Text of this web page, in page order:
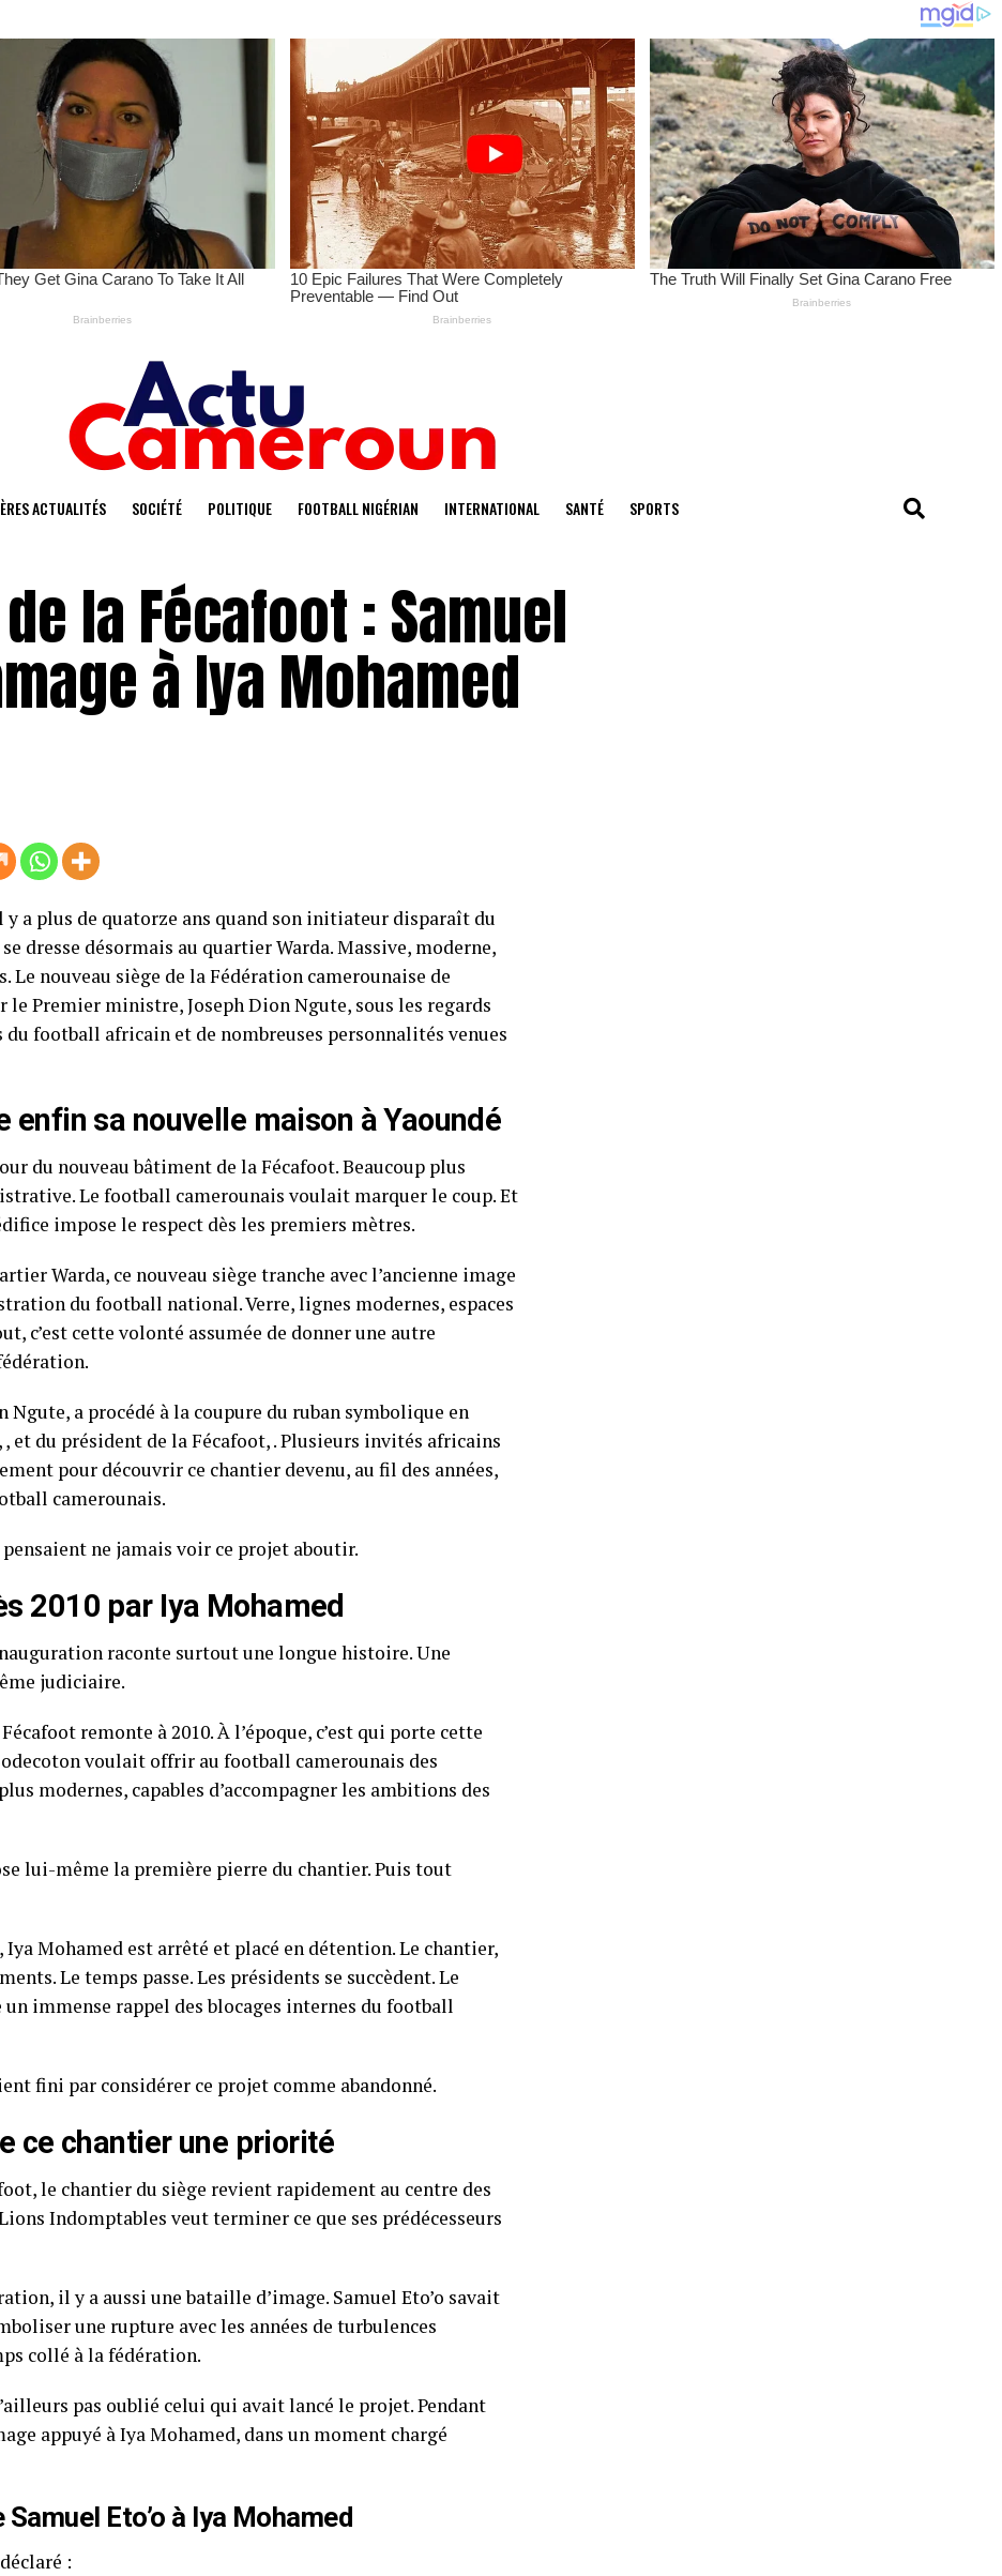
ACTUALITÉS SOCIÉTÉ POLITIQUE FOOTBALL NIGÉRIAN INTERNATIONAL SANTÉ SPORTS
la Fécafoot : Samuel
à Iya Mohamed
a plus de quatorze ans quand son initiateur disparaît du
dresse désormais au quartier Warda. Massive, moderne,
Le nouveau siège de la Fédération camerounaise de
Premier ministre, Joseph Dion Ngute, sous les regards
du football africain et de nombreuses personnalités venues
enfin sa nouvelle maison à Yaoundé
du nouveau bâtiment de la Fécafoot. Beaucoup plus
Le football camerounais voulait marquer le coup. Et
impose le respect dès les premiers mètres.
Warda, ce nouveau siège tranche avec l’ancienne image
du football national. Verre, lignes modernes, espaces
c’est cette volonté assumée de donner une autre
a procédé à la coupure du ruban symbolique en
, et du président de la Fécafoot, . Plusieurs invités africains
pour découvrir ce chantier devenu, au fil des années,
camerounais.
ne jamais voir ce projet aboutir.
2010 par Iya Mohamed
raconte surtout une longue histoire. Une
judiciaire.
remonte à 2010. À l’époque, c’est qui porte cette
voulait offrir au football camerounais des
modernes, capables d’accompagner les ambitions des
lui-même la première pierre du chantier. Puis tout
Mohamed est arrêté et placé en détention. Le chantier,
Le temps passe. Les présidents se succèdent. Le
immense rappel des blocages internes du football
fini par considérer ce projet comme abandonné.
ce chantier une priorité
le chantier du siège revient rapidement au centre des
Indomptables veut terminer ce que ses prédécesseurs
il y a aussi une bataille d’image. Samuel Eto’o savait
une rupture avec les années de turbulences
collé à la fédération.
pas oublié celui qui avait lancé le projet. Pendant
appuyé à Iya Mohamed, dans un moment chargé
Eto’o à Iya Mohamed
: